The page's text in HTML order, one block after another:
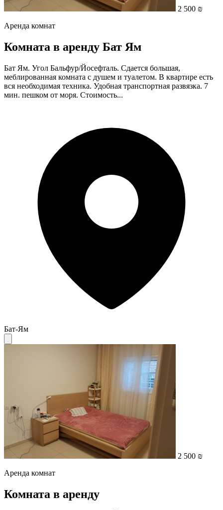
2 500 ₪
Аренда комнат
Комната в аренду Бат Ям
Бат Ям. Угол Бальфур/Йосефталь. Сдается большая,
меблированная комната с душем и туалетом. В квартире есть
вся необходимая техника. Удобная транспортная развязка. 7
мин. пешком от моря. Стоимость...
Бат-Ям
2 500 ₪
Аренда комнат
Комната в аренду